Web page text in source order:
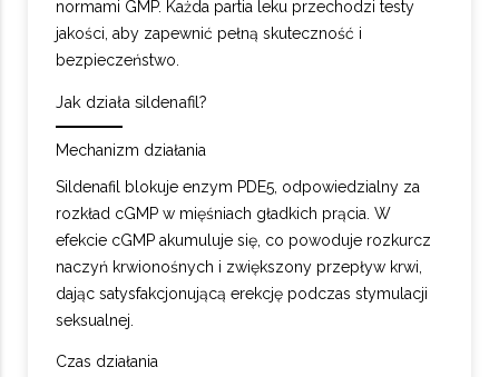
normami GMP. Każda partia leku przechodzi testy
jakości, aby zapewnić pełną skuteczność i
bezpieczeństwo.
Jak działa sildenafil?
Mechanizm działania
Sildenafil blokuje enzym PDE5, odpowiedzialny za
rozkład cGMP w mięśniach gładkich prącia. W
efekcie cGMP akumuluje się, co powoduje rozkurcz
naczyń krwionośnych i zwiększony przepływ krwi,
dając satysfakcjonującą erekcję podczas stymulacji
seksualnej.
Czas działania